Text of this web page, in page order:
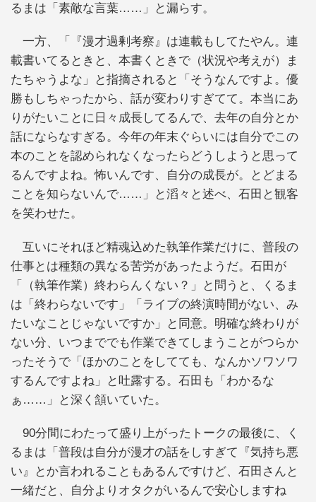
るまは「素敵な言葉……」と漏らす。
一方、「『漫才過剰考察』は連載もしてたやん。連
載書いてるときと、本書くときで（状況や考えが）ま
たちゃうよな」と指摘されると「そうなんですよ。優
勝もしちゃったから、話が変わりすぎてて。本当にあ
りがたいことに日々成長してるんで、去年の自分とか
話にならなすぎる。今年の年末ぐらいには自分でこの
本のことを認められなくなったらどうしようと思って
るんですよね。怖いんです、自分の成長が。とどまる
ことを知らないんで……」と滔々と述べ、石田と観客
を笑わせた。
互いにそれほど精魂込めた執筆作業だけに、普段の
仕事とは種類の異なる苦労があったようだ。石田が
「（執筆作業）終わらんくない？」と問うと、くるま
は「終わらないです」「ライブの終演時間がない、み
たいなことじゃないですか」と同意。明確な終わりが
ない分、いつまででも作業できてしまうことがつらか
ったそうで「ほかのことをしてても、なんかソワソワ
するんですよね」と吐露する。石田も「わかるな
ぁ……」と深く頷いていた。
90分間にわたって盛り上がったトークの最後に、く
るまは「普段は自分が漫才の話をしすぎて『気持ち悪
い』とか言われることもあるんですけど、石田さんと
一緒だと、自分よりオタクがいるんで安心しますね